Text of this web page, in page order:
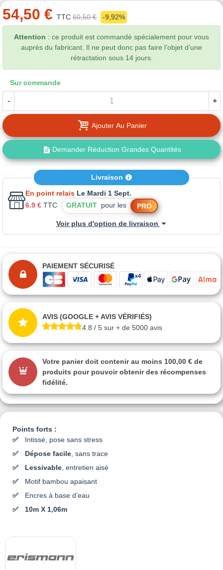
Points forts :
Intissé, pose sans stress
Dépose facile , sans trace
Lessivable , entretien aisé
Motif bambou apaisant
Encres à base d’eau
10m X 1,06m
54,50 € TTC 60,50 € -9,92%
Attention : ce produit est commandé spécialement pour vous
auprès du fabricant. Il ne peut donc pas faire l’objet d’une
rétractation sous 14 jours.
Sur commande
- +
Ajouter Au Panier
Demander Réduction Grandes Quantités
Livraison
En point relais Le Mardi 1 Sept.
6.9 € TTC GRATUIT pour les PRO
Voir plus d'option de livraison
PAIEMENT SÉCURISÉ
AVIS (GOOGLE + AVIS VÉRIFIÉS)
4.8 / 5 sur + de 5000 avis
Votre panier doit contenir au moins 100,00 € de
produits pour pouvoir obtenir des récompenses
fidélité.